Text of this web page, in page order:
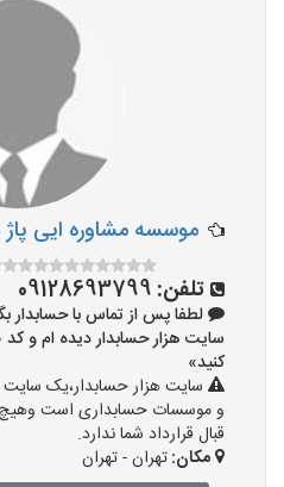
موسسه مشاوره ایی
تلفن: 09128693799
لطفا پس از تماس با حسابدار
کنید»
سایت هزار حسابدار،یک
و موسسات حسابداری است
قبال قرارداد شما ندارد.
مکان:تهران - تهران